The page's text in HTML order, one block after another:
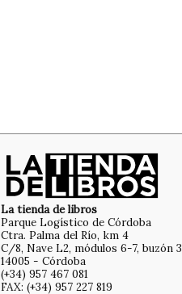
La tienda de libros
Parque Logístico de Córdoba
Ctra. Palma del Río, km 4
C/8, Nave L2, módulos 6-7, buzón 3
14005 - Córdoba
(+34) 957 467 081
FAX: (+34) 957 227 819